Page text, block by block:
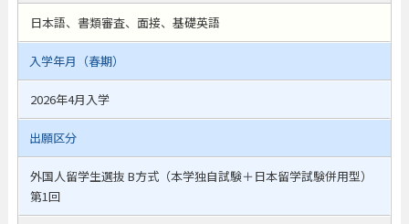
日本語、書類審査、面接、基礎英語
入学年月（春期）
2026年4月入学
出願区分
外国人留学生選抜 B方式（本学独自試験＋日本留学試験併用型）
第1回